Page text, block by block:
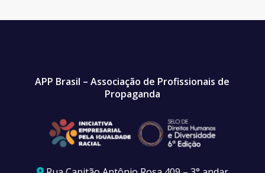
APP Brasil – Associação de Profissionais de
Propaganda